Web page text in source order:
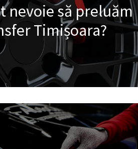
nevoie să preluăm
Timișoara?